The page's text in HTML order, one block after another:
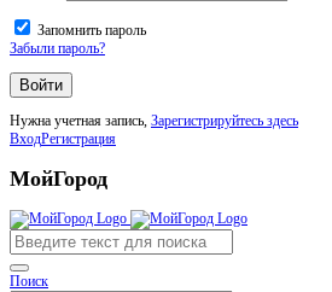
Запомнить пароль
Забыли пароль?
Нужна учетная запись, Зарегистрируйтесь здесь
ВходРегистрация
МойГород
Поиск